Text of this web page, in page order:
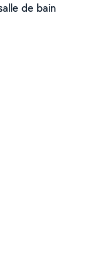
de bain